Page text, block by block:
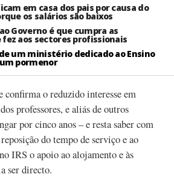
em casa dos pais por causa do
os salários são baixos
Governo é que cumpra as
fez aos sectores profissionais
um ministério dedicado ao Ensino
pormenor
confirma o reduzido interesse em
professores, e aliás de outros
por cinco anos – e resta saber com
do tempo de serviço e ao
IRS o apoio ao alojamento e às
ser directo.